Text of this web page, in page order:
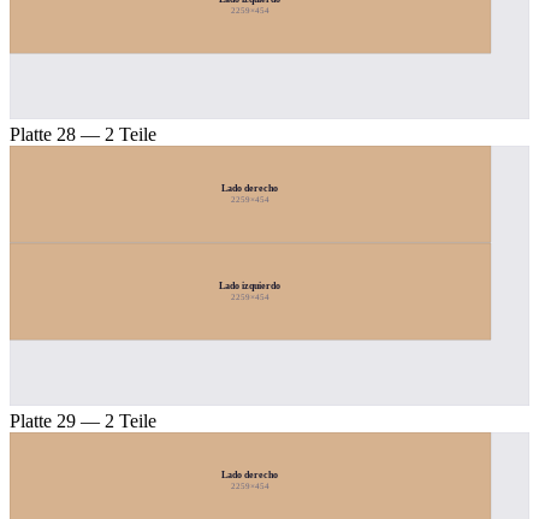
2259×454
Platte 28 — 2 Teile
Lado derecho
2259×454
Lado izquierdo
2259×454
Platte 29 — 2 Teile
Lado derecho
2259×454